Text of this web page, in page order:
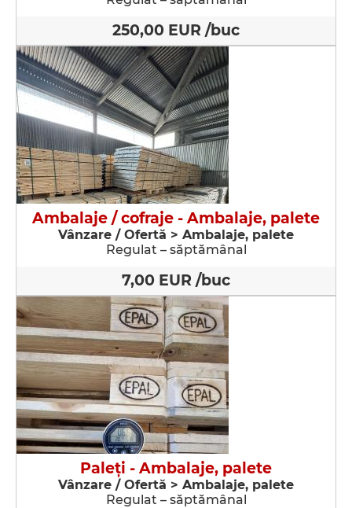
250,00 EUR /buc
Ambalaje / cofraje - Ambalaje, palete
Vânzare / Ofertă > Ambalaje, palete
Regulat – săptămânal
7,00 EUR /buc
Paleţi - Ambalaje, palete
Vânzare / Ofertă > Ambalaje, palete
Regulat – săptămânal